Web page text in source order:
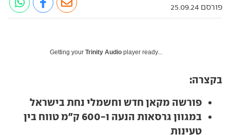
פורסם 25.09.24
Getting your Trinity Audio player ready...
בקצרה:
פורשה מקאן חדש וחשמלי נחת בישראל
במגוון גרסאות הנעה ו-600 ק"מ טווח בין
טעינות